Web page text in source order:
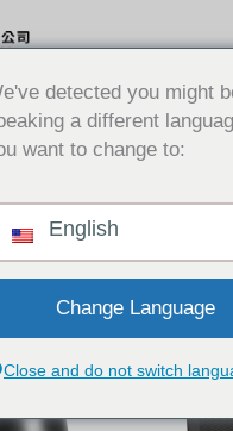
detected you might
a different
want to change to:
English
Change Language
Close and do not switch